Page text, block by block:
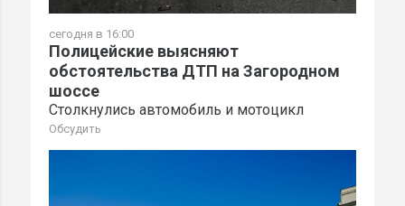
сегодня в 16:00
Полицейские выясняют
обстоятельства ДТП на Загородном
шоссе
Столкнулись автомобиль и мотоцикл
Обсудить